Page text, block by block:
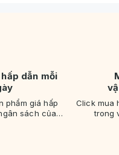
dẫn mỗi
phẩm giá hấp
sách của
Click mua
trong